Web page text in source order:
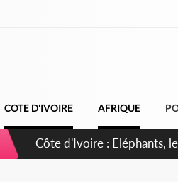
COTE D'IVOIRE AFRIQUE